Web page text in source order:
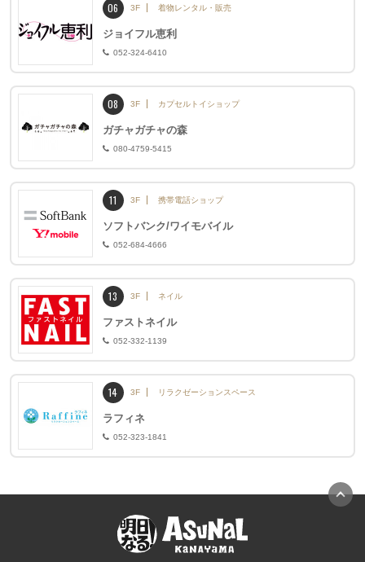
06 3F 着物レンタル・販売
ジョイフル恵利
052-324-6410
08 3F カプセルトイショップ
ガチャガチャの森
080-4759-5415
11 3F 携帯電話ショップ
ソフトバンク/ワイモバイル
052-684-4666
13 3F ネイル
ファストネイル
052-332-1139
14 3F リラクゼーションスペース
ラフィネ
052-323-1841